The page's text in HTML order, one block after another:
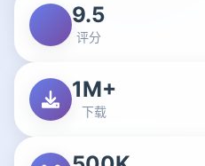
9.5
评分
1M+
下载